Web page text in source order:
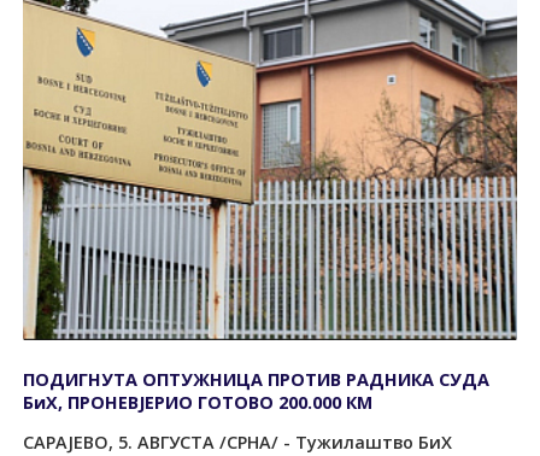
ПОДИГНУТА ОПТУЖНИЦА ПРОТИВ РАДНИКА СУДА
БиХ, ПРОНЕВЈЕРИО ГОТОВО 200.000 КМ
САРАЈЕВО, 5. АВГУСТА /СРНА/ - Тужилаштво БиХ